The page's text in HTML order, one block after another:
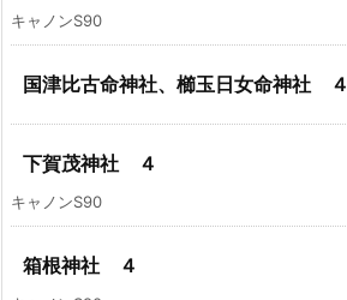
キャノンS90
国津比古命神社、櫛玉日女命神社 ４
下賀茂神社 ４
キャノンS90
箱根神社 ４